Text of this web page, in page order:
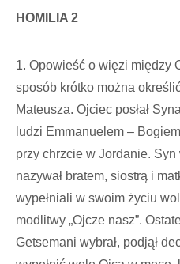
HOMILIA 2
1. Opowieść o więzi między
sposób krótko można
Mateusza. Ojciec posłał
ludzi Emmanuelem –
przy chrzcie w Jordanie. Syn
nazywał bratem, siostrą i
wypełniali w swoim życiu
modlitwy „Ojcze nasz”.
Getsemani wybrał, podjął